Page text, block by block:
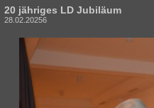
20 jähriges LD Jubiläum
28.02.20256